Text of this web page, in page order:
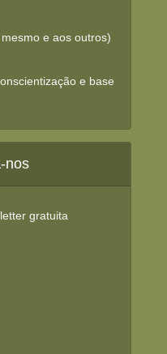
e aos outros)
e base
nos
gratuita